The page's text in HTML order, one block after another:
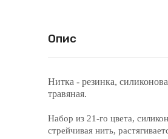
Опис
Нитка - резинка,
травяная.
Набор из 21-го цвета,
стрейчивая нить,